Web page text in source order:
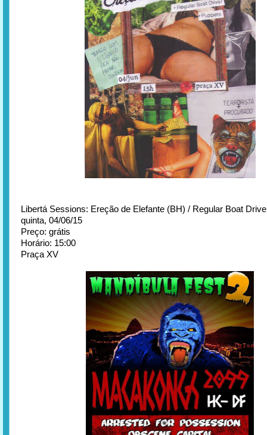
Libertá Sessions: Ereção de Elefante (BH) / Regular Boat
quinta, 04/06/15
Preço: grátis
Horário: 15:00
Praça XV